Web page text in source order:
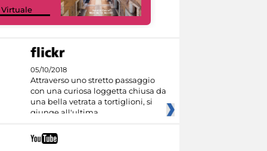
Virtuale
05/10/2018
Attraverso uno stretto passaggio
con una curiosa loggetta chiusa da
una bella vetrata a tortiglioni, si
giunge all'ultima